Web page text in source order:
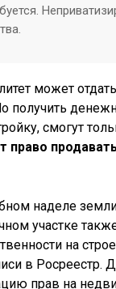
может
получить
смогут
наделе
участке
на
в Росреестр.
прав на